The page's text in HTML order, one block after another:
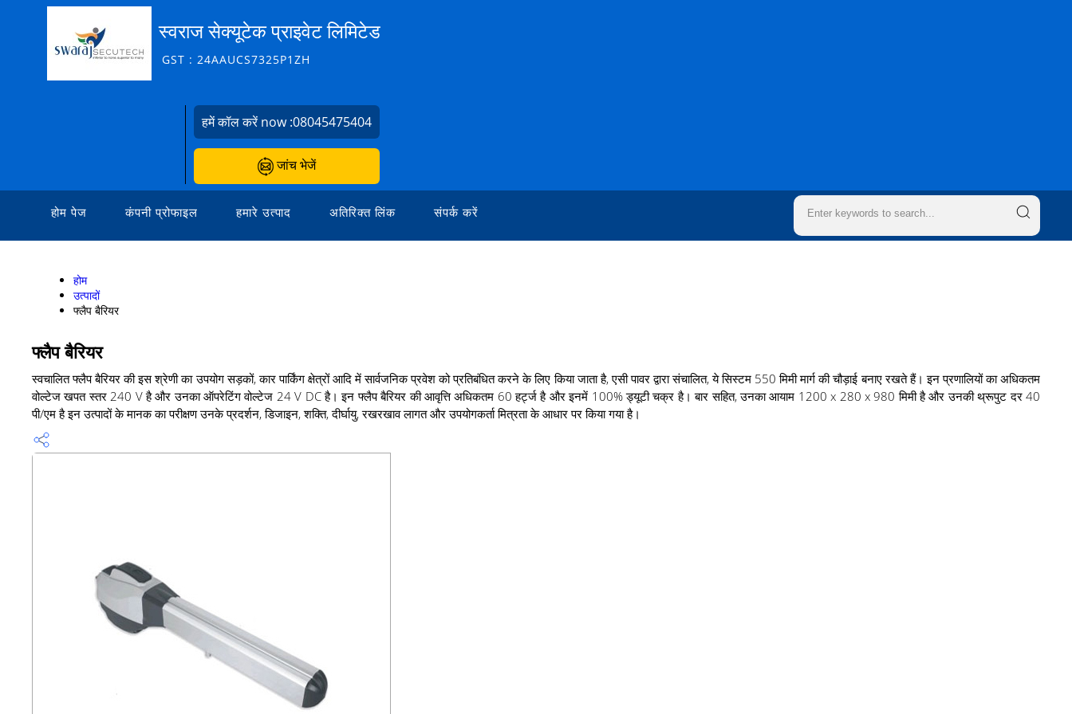
स्वराज सेक्यूटेक प्राइवेट लिमिटेड
GST : 24AAUCS7325P1ZH
हमें कॉल करें now :08045475404
जांच भेजें
होम पेज कंपनी प्रोफाइल हमारे उत्पाद अतिरिक्त लिंक संपर्क करें
होम
उत्पादों
फ्लैप बैरियर
फ्लैप बैरियर
स्वचालित फ्लैप बैरियर की इस श्रेणी का उपयोग सड़कों, कार पार्किंग क्षेत्रों आदि में सार्वजनिक प्रवेश को प्रतिबंधित करने के लिए किया जाता है, एसी पावर द्वारा संचालित, ये सिस्टम 550 मिमी मार्ग की चौड़ाई बनाए रखते हैं। इन प्रणालियों का अधिकतम
वोल्टेज खपत स्तर 240 V है और उनका ऑपरेटिंग वोल्टेज 24 V DC है। इन फ्लैप बैरियर की आवृत्ति अधिकतम 60 हर्ट्ज है और इनमें 100% ड्यूटी चक्र है। बार सहित, उनका आयाम 1200 x 280 x 980 मिमी है और उनकी थ्रूपुट दर 40
पी/एम है इन उत्पादों के मानक का परीक्षण उनके प्रदर्शन, डिजाइन, शक्ति, दीर्घायु, रखरखाव लागत और उपयोगकर्ता मित्रता के आधार पर किया गया है।